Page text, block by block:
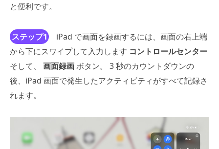
と便利です。
ステップ1
iPad で画面を録画するには、画面の右上端
から下にスワイプして入力します コントロールセンター
そして、 画面録画ボタン。 3 秒のカウントダウンの
後、iPad 画面で発生したアクティビティがすべて記録さ
れます。